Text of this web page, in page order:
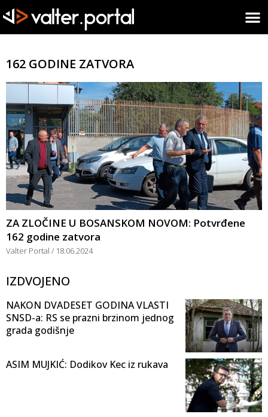
162 GODINE ZATVORA
ZA ZLOČINE U BOSANSKOM NOVOM: Potvrđene
162 godine zatvora
Valter Portal 18.06.2024
IZDVOJENO
NAKON DVADESET GODINA VLASTI
SNSD-a: RS se prazni brzinom jednog
grada godišnje
ASIM MUJKIĆ: Dodikov Kec iz rukava